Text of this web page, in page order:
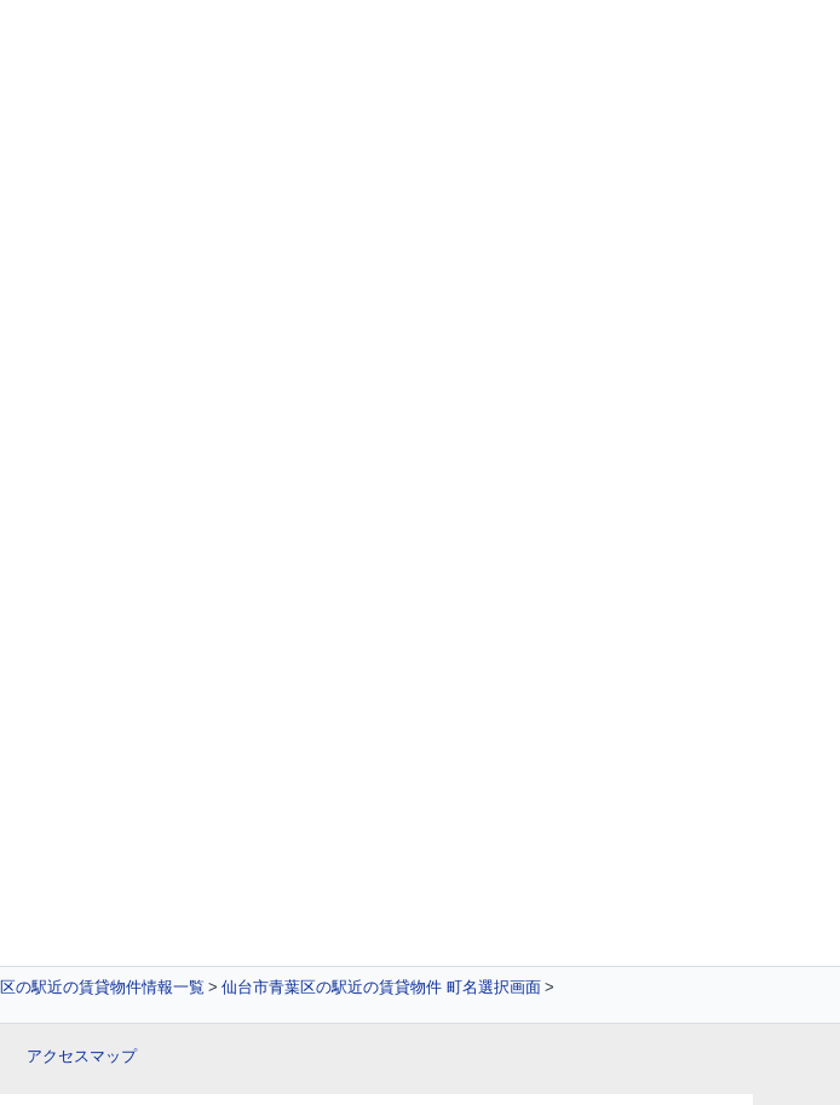
の駅近の賃貸物件情報一覧
仙台市青葉区の駅近の賃貸物件 町名選択画面
アクセスマップ